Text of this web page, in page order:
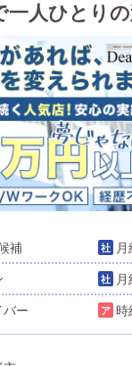
一人ひとり
能です！
補 月
月
バー 時